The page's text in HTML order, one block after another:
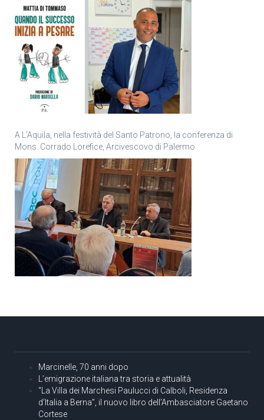
A L’Aquila, nella festività del Santo Patrono, la conferenza di
Mons. Corrado Lorefice, Arcivescovo di Palermo
Marcinelle, 70 anni dopo
L’emigrazione italiana tra storia e attualità
“La Villa dei Marchesi Paulucci di Calboli, Residenza
d’Italia a Berna”, il nuovo libro dell’Ambasciatore Gaetano
Cortese